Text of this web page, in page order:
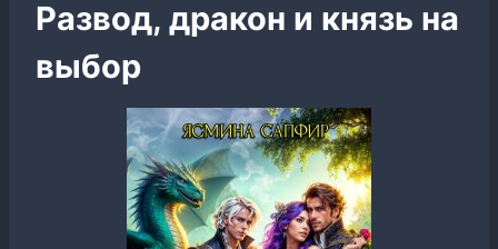
Развод, дракон и князь на
выбор